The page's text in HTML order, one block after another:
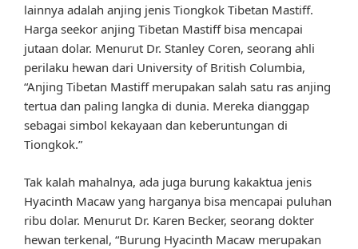
lainnya adalah anjing jenis Tiongkok Tibetan Mastiff.
Harga seekor anjing Tibetan Mastiff bisa mencapai
jutaan dolar. Menurut Dr. Stanley Coren, seorang ahli
perilaku hewan dari University of British Columbia,
“Anjing Tibetan Mastiff merupakan salah satu ras anjing
tertua dan paling langka di dunia. Mereka dianggap
sebagai simbol kekayaan dan keberuntungan di
Tiongkok.”
Tak kalah mahalnya, ada juga burung kakaktua jenis
Hyacinth Macaw yang harganya bisa mencapai puluhan
ribu dolar. Menurut Dr. Karen Becker, seorang dokter
hewan terkenal, “Burung Hyacinth Macaw merupakan